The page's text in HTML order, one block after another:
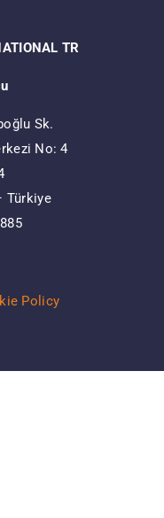
TR
Sk.
No: 4
Türkiye
Policy